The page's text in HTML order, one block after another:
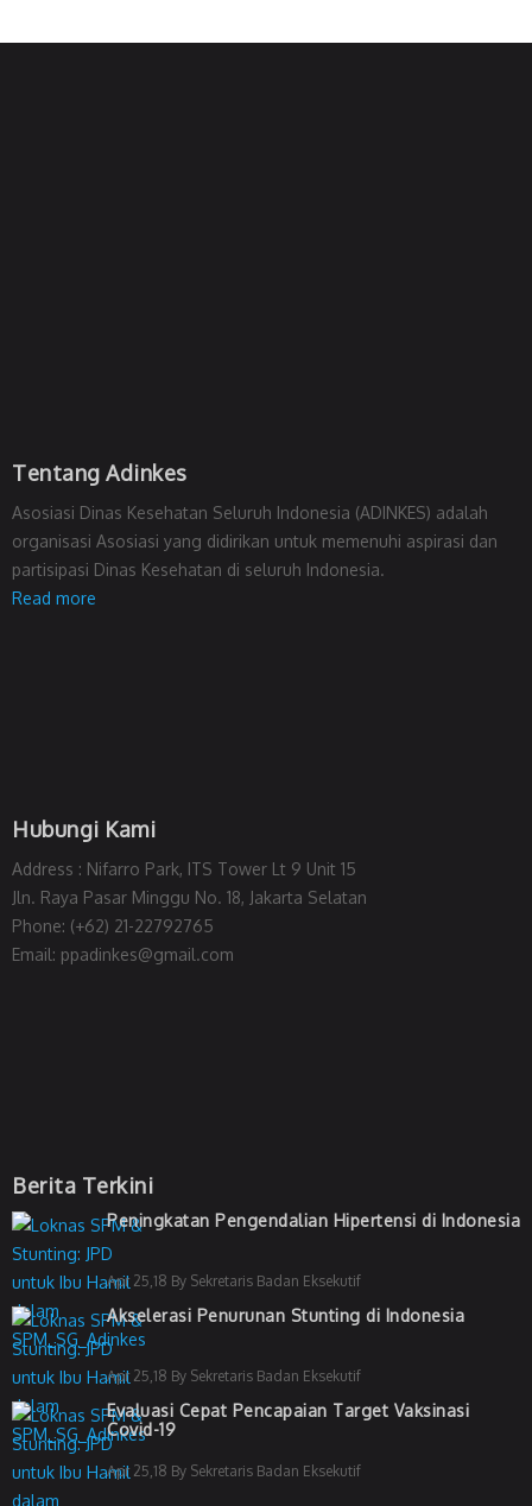
Tentang Adinkes
Asosiasi Dinas Kesehatan Seluruh Indonesia (ADINKES) adalah
organisasi Asosiasi yang didirikan untuk memenuhi aspirasi dan
partisipasi Dinas Kesehatan di seluruh Indonesia.
Read more
Hubungi Kami
Address : Nifarro Park, ITS Tower Lt 9 Unit 15
Jln. Raya Pasar Minggu No. 18, Jakarta Selatan
Phone: (+62) 21-22792765
Email: ppadinkes@gmail.com
Berita Terkini
Peningkatan Pengendalian Hipertensi di Indonesia
Apr 25,18 By Sekretaris Badan Eksekutif
Akselerasi Penurunan Stunting di Indonesia
Apr 25,18 By Sekretaris Badan Eksekutif
Evaluasi Cepat Pencapaian Target Vaksinasi
Covid-19
Apr 25,18 By Sekretaris Badan Eksekutif